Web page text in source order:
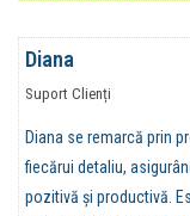
Diana
Suport Clienți
Diana se remarcă prin
fiecărui detaliu,
pozitivă și productivă.